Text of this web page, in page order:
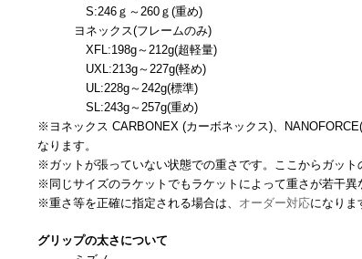
S:246ｇ～260ｇ(重め)
ヨネックス(フレームのみ)
XFL:198g～212g(超軽量)
UXL:213g～227g(軽め)
UL:228g～242g(標準)
SL:243g～257g(重め)
※ヨネックス CARBONEX (カーボネックス)、
なります。
※ガットが張っていない状態での重さです。ここからガッ
※ 同じサイズのラケットでもラケットによって重さが若干異
※重さ等を正確に指定される場合は、 オーダー対応になりま
グリップの太さについて